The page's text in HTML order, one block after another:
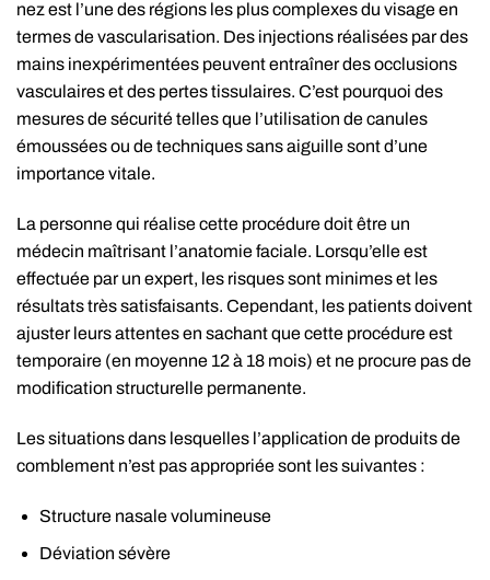
nez est l’une des régions les plus complexes du visage en
termes de vascularisation. Des injections réalisées par des
mains inexpérimentées peuvent entraîner des occlusions
vasculaires et des pertes tissulaires. C’est pourquoi des
mesures de sécurité telles que l’utilisation de canules
émoussées ou de techniques sans aiguille sont d’une
importance vitale.
La personne qui réalise cette procédure doit être un
médecin maîtrisant l’anatomie faciale. Lorsqu’elle est
effectuée par un expert, les risques sont minimes et les
résultats très satisfaisants. Cependant, les patients doivent
ajuster leurs attentes en sachant que cette procédure est
temporaire (en moyenne 12 à 18 mois) et ne procure pas de
modification structurelle permanente.
Les situations dans lesquelles l’application de produits de
comblement n’est pas appropriée sont les suivantes :
Structure nasale volumineuse
Déviation sévère